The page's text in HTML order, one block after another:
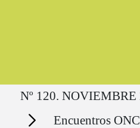
Ruta del sitio
Nº 120. NOVIEMBRE
Secciones Encuentros